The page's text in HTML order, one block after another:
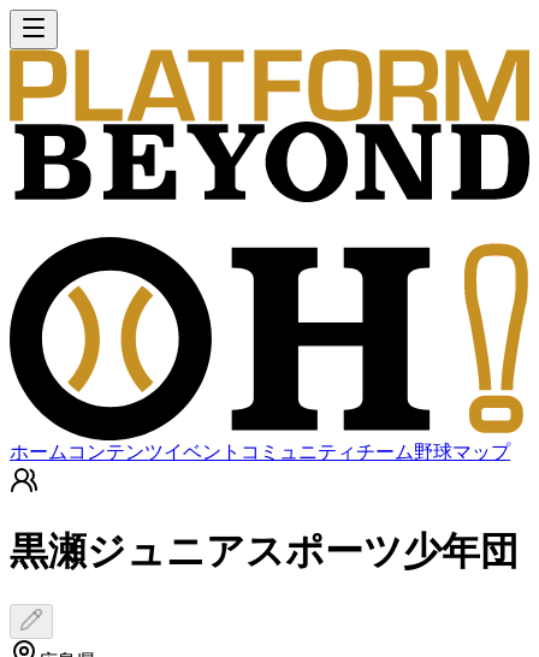
ホーム コンテンツイベント コミュニティチーム野球マップ
黒瀬ジュニアスポーツ少年団